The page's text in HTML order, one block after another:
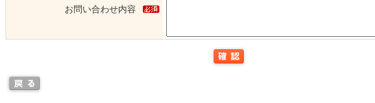
お問い合わせ内容